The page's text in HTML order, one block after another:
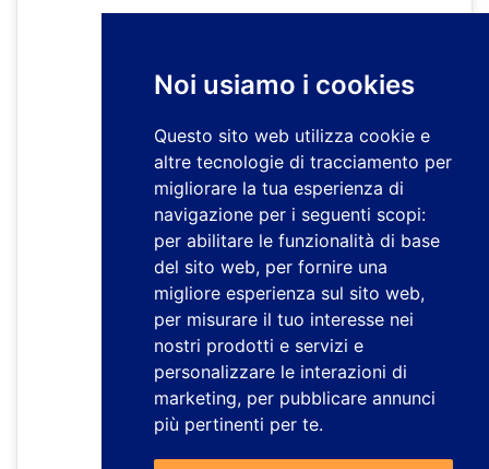
Noi usiamo i cookies
Questo sito web utilizza cookie e
altre tecnologie di tracciamento per
migliorare la tua esperienza di
navigazione per i seguenti scopi:
per abilitare le funzionalità di base
del sito web, per fornire una
migliore esperienza sul sito web,
per misurare il tuo interesse nei
nostri prodotti e servizi e
personalizzare le interazioni di
marketing, per pubblicare annunci
più pertinenti per te.